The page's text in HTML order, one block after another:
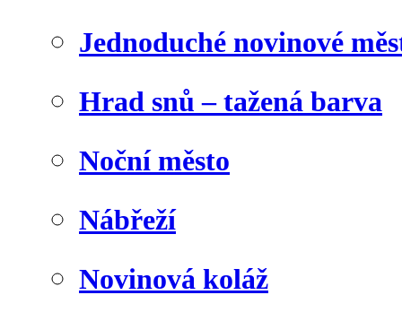
Jednoduché novinové
Hrad snů – tažená barva
Noční město
Nábřeží
Novinová koláž